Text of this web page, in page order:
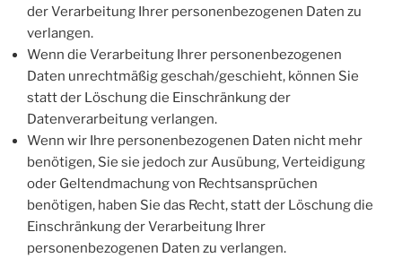
der Verarbeitung Ihrer personenbezogenen Daten zu
verlangen.
Wenn die Verarbeitung Ihrer personenbezogenen
Daten unrechtmäßig geschah/geschieht, können Sie
statt der Löschung die Einschränkung der
Datenverarbeitung verlangen.
Wenn wir Ihre personenbezogenen Daten nicht mehr
benötigen, Sie sie jedoch zur Ausübung, Verteidigung
oder Geltendmachung von Rechtsansprüchen
benötigen, haben Sie das Recht, statt der Löschung die
Einschränkung der Verarbeitung Ihrer
personenbezogenen Daten zu verlangen.